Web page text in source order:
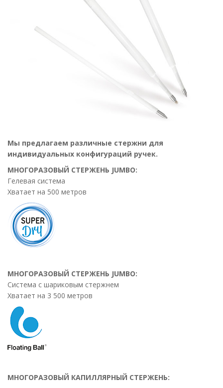
Мы предлагаем различные стержни для
индивидуальных конфигураций ручек.
МНОГОРАЗОВЫЙ СТЕРЖЕНЬ JUMBO:
Гелевая система
Хватает на 500 метров
МНОГОРАЗОВЫЙ СТЕРЖЕНЬ JUMBO:
Система с шариковым стержнем
Хватает на 3 500 метров
МНОГОРАЗОВЫЙ КАПИЛЛЯРНЫЙ СТЕРЖЕНЬ: